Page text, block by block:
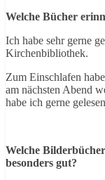
Welche Bücher
Ich habe sehr gerne
Kirchenbibliothek.
Zum Einschlafen
am nächsten Abend
habe ich gerne
Welche
besonders gut?